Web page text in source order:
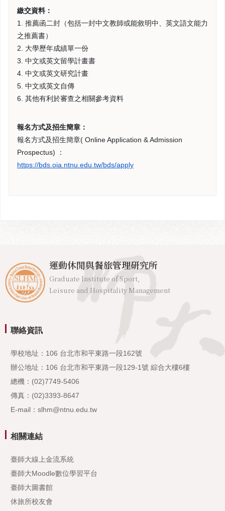
繳交資料：
1. 推薦函二封（包括一封中文教師或能敘明中、英文語文能力
之推薦書）
2. 大學歷年成績單一份
3. 中文或英文留學計畫書
4. 中文或英文研究計畫
5. 中文或英文自傳
6. 其他有利於審查之相關參考資料
報名方式及招生簡章：
報名方式及招生簡章( Online Application & Admission
Prospectus) ：
https://bds.oia.ntnu.edu.tw/bds/apply
運動休閒與餐旅管理研究所
Graduate Institute of Sport,
Leisure and Hospitality Management
聯絡資訊
學校地址：106 台北市和平東路一段162號
辦公地址：106 台北市和平東路一段129-1號 綜合大樓6樓
總機：(02)7749-5406
傳真：(02)3393-8647
E-mail：slhm@ntnu.edu.tw
相關連結
臺師大線上金流系統
臺師大Moodle數位學習平台
臺師大圖書館
休旅所校友會